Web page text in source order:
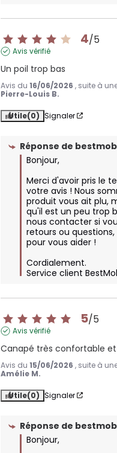
4/5
Avis vérifié
Un poil trop bas
Avis du16/06/2026 , suite à
Pierre-Louis B.
Utile(0) Signaler
Réponse de
Bonjour,
Merci d'avoir pris le
votre avis ! Nous
produit vous ait plu,
qu'il est un peu trop
nous contacter si
retours ou
pour vous aider !
Cordialement.
Service client
5/5
Avis vérifié
Canapé très confortable
Avis du15/06/2026 , suite à
Amélie M.
Utile(0) Signaler
Réponse de
Bonjour,